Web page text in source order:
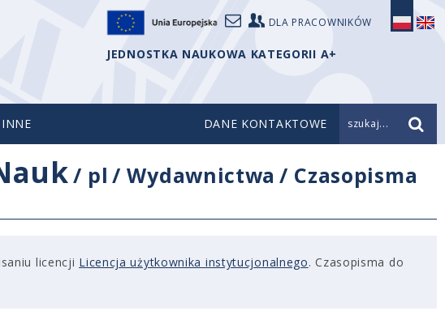
DLA PRACOWNIKÓW
JEDNOSTKA NAUKOWA KATEGORII A+
INNE DANE KONTAKTOWE szukaj...
/ pl /Wydawnictwa / Czasopisma
licencji Licencja użytkownika instytucjonalnego. Czasopisma do